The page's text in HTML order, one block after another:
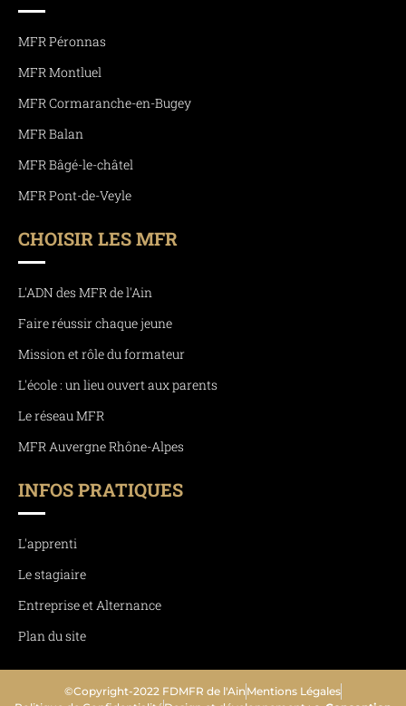
MFR Péronnas
MFR Montluel
MFR Cormaranche-en-Bugey
MFR Balan
MFR Bâgé-le-châtel
MFR Pont-de-Veyle
CHOISIR LES MFR
L'ADN des MFR de l'Ain
Faire réussir chaque jeune
Mission et rôle du formateur
L'école : un lieu ouvert aux parents
Le réseau MFR
MFR Auvergne Rhône-Alpes
INFOS PRATIQUES
L'apprenti
Le stagiaire
Entreprise et Alternance
Plan du site
©Copyright-2022 FDMFR de l'Ain Mentions Légales